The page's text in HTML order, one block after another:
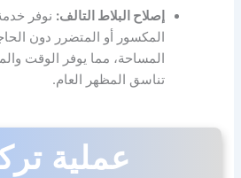
إصلاح البلاط التالف: نوفر
المكسور أو المتضرر دون
المساحة، مما يوفر الوقت
تناسق المظهر العام.
عملية